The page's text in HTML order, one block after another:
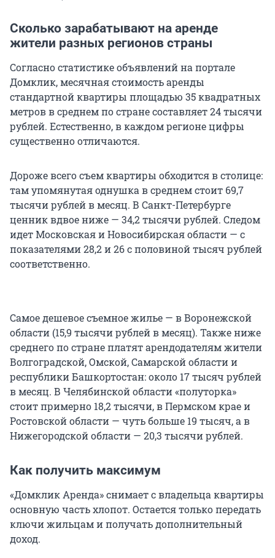
Сколько зарабатывают на аренде
жители разных регионов страны
Согласно статистике объявлений на портале
Домклик, месячная стоимость аренды
стандартной квартиры площадью 35 квадратных
метров в среднем по стране составляет 24 тысячи
рублей. Естественно, в каждом регионе цифры
существенно отличаются.
Дороже всего съем квартиры обходится в столице:
там упомянутая однушка в среднем стоит 69,7
тысячи рублей в месяц. В Санкт-Петербурге
ценник вдвое ниже — 34,2 тысячи рублей. Следом
идет Московская и Новосибирская области — с
показателями 28,2 и 26 с половиной тысяч рублей
соответственно.
Самое дешевое съемное жилье — в Воронежской
области (15,9 тысячи рублей в месяц). Также ниже
среднего по стране платят арендодателям жители
Волгоградской, Омской, Самарской области и
республики Башкортостан: около 17 тысяч рублей
в месяц. В Челябинской области «полуторка»
стоит примерно 18,2 тысячи, в Пермском крае и
Ростовской области — чуть больше 19 тысяч, а в
Нижегородской области — 20,3 тысячи рублей.
Как получить максимум
«Домклик Аренда» снимает с владельца квартиры
основную часть хлопот. Остается только передать
ключи жильцам и получать дополнительный
доход.